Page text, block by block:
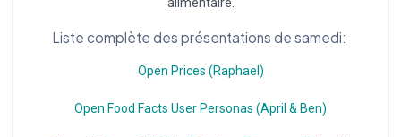
Liste complète des présentations de samedi:
Open Prices (Raphael)
Open Food Facts User Personas (April & Ben)